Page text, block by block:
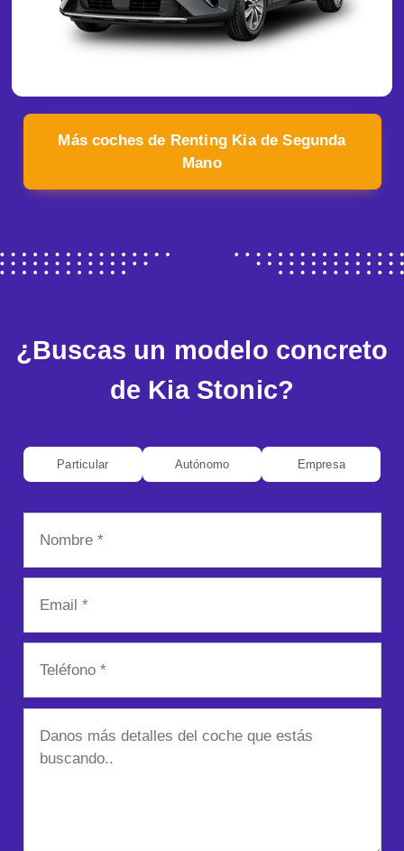
Más coches de Renting Kia de Segunda
Mano
¿Buscas un modelo concreto
de Kia Stonic?
Particular Autónomo Empresa